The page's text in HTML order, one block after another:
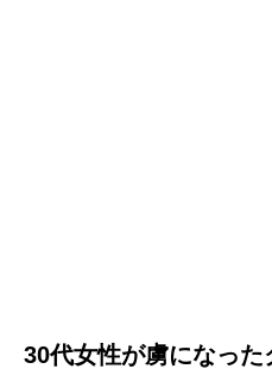
30代女性が虜になった